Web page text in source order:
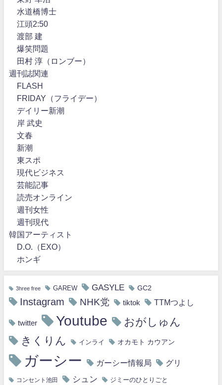
水道橋博士
江頭2:50
渡部 建
爆笑問題
田村 淳（ロンブー）
週刊誌関連
FLASH
FRIDAY（フライデー）
デイリー新潮
岸 武史
文春
新潮
東スポ
現代ビジネス
芸能記事
読売オンライン
週刊女性
週刊現代
韓国アーティスト
D.O.（EXO）
ホンギ
3hree free GAREW GASYLE GC2
Instagram NHK党 tiktok TTMつよし
twitter Youtube
おがしゅん
きくりん
インライ オカモト カウアン
ガーシー ガーシー情報局 グリ
コンセント池田 シュン ジミーのひとりごと